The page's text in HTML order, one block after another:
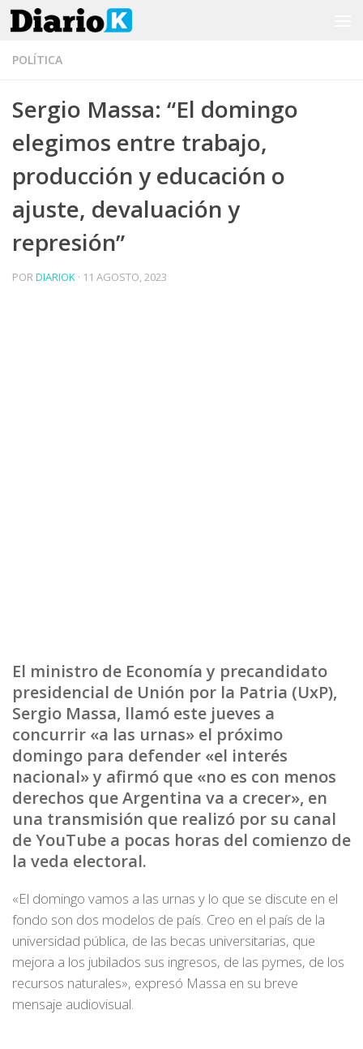
Saltar al contenido
POLÍTICA
Sergio Massa: “El domingo
elegimos entre trabajo,
producción y educación o
ajuste, devaluación y
represión”
PORDIARIOK · 11 AGOSTO, 2023
El ministro de Economía y precandidato
presidencial de Unión por la Patria (UxP),
Sergio Massa, llamó este jueves a
concurrir «a las urnas» el próximo
domingo para defender «el interés
nacional» y afirmó que «no es con menos
derechos que Argentina va a crecer», en
una transmisión que realizó por su canal
de YouTube a pocas horas del comienzo de
la veda electoral.
«El domingo vamos a las urnas y lo que se discute en el
fondo son dos modelos de país. Creo en el país de la
universidad pública, de las becas universitarias, que
mejora a los jubilados sus ingresos, de las pymes, de los
recursos naturales», expresó Massa en su breve
mensaje audiovisual.